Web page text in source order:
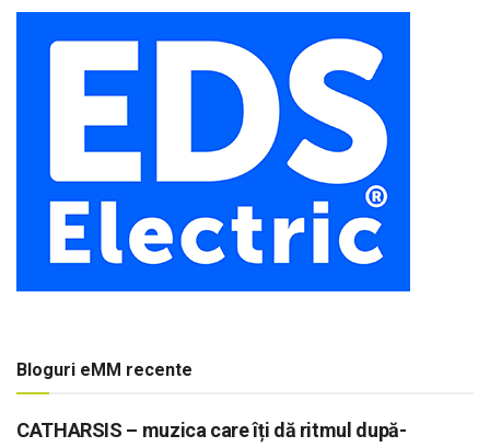
Bloguri eMM recente
CATHARSIS – muzica care îți dă ritmul după-